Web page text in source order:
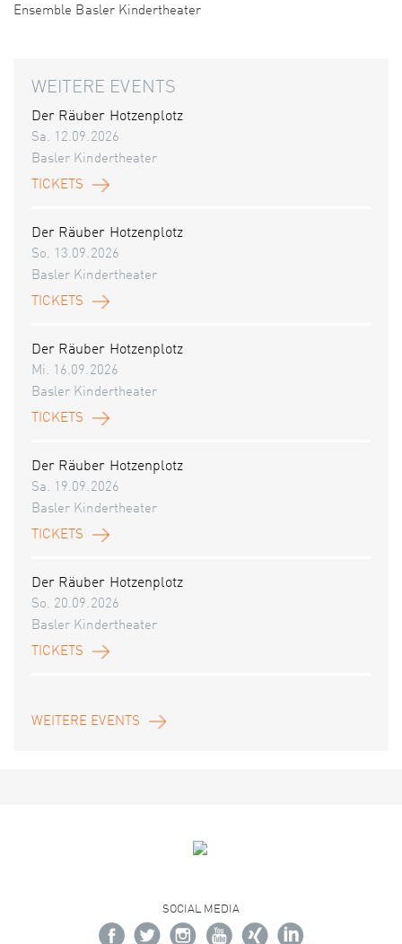
Ensemble Basler Kindertheater
WEITERE EVENTS
Der Räuber Hotzenplotz
Sa. 12.09.2026
Basler Kindertheater
TICKETS
Der Räuber Hotzenplotz
So. 13.09.2026
Basler Kindertheater
TICKETS
Der Räuber Hotzenplotz
Mi. 16.09.2026
Basler Kindertheater
TICKETS
Der Räuber Hotzenplotz
Sa. 19.09.2026
Basler Kindertheater
TICKETS
Der Räuber Hotzenplotz
So. 20.09.2026
Basler Kindertheater
TICKETS
WEITERE EVENTS
SOCIAL MEDIA